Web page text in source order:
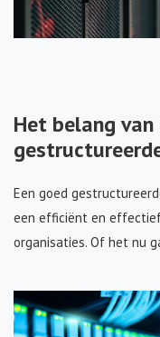
Het belang van
Een goed
een efficiënt en
organisaties. Of het nu